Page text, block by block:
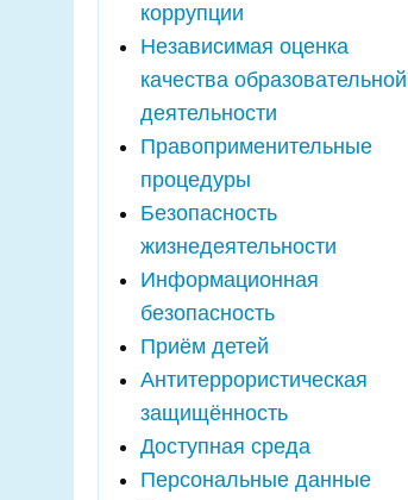
коррупции
Независимая оценка
качества образовательной
деятельности
Правоприменительные
процедуры
Безопасность
жизнедеятельности
Информационная
безопасность
Приём детей
Антитеррористическая
защищённость
Доступная среда
Персональные данные